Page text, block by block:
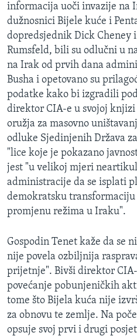
PRATITE NAS
Jezici
informacija uoči invazije na
dužnosnici Bijele kuće i
dopredsjednik Dick Cheney
Rumsfeld, bili su odlučni u
na Irak od prvih dana
Busha i opetovano su
podatke kako bi izgradili
direktor CIA-e u svojoj knjizi
oružja za masovno
odluke Sjedinjenih Država
"lice koje je pokazano
jest "u velikoj mjeri
administracije da se isplati
demokratsku
promjenu režima u Iraku".
Gospodin Tenet kaže da se
nije povela ozbiljnija
prijetnje". Bivši direktor
povećanje pobunjeničkih
tome što Bijela kuća nije
za obnovu te zemlje. Na
opsuje svoj prvi i drugi